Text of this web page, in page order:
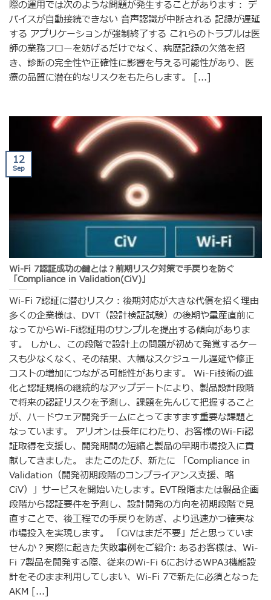
際の運用では次のような問題が発生することがあります： デ
バイスが自動接続できない 音声認識が中断される 記録が遅延
する アプリケーションが強制終了する これらのトラブルは医
師の業務フローを妨げるだけでなく、病歴記録の欠落を招
き、診断の完全性や正確性に影響を与える可能性があり、医
療の品質に潜在的なリスクをもたらします。 [...]
Wi-Fi 7認証成功の鍵とは？前期リスク対策で手戻りを防ぐ
「Compliance in Validation(CiV)」
Wi-Fi 7認証に潜むリスク：後期対応が大きな代償を招く理由
多くの企業様は、DVT（設計検証試験）の後期や量産直前に
なってからWi-Fi認証用のサンプルを提出する傾向がありま
す。 しかし、この段階で設計上の問題が初めて発覚するケー
スも少なくなく、その結果、大幅なスケジュール遅延や修正
コストの増加につながる可能性があります。 Wi-Fi技術の進
化と認証規格の継続的なアップデートにより、製品設計段階
で将来の認証リスクを予測し、課題を先んじて把握すること
が、ハードウェア開発チームにとってますます重要な課題と
なっています。 アリオンは長年にわたり、お客様のWi-Fi認
証取得を支援し、開発期間の短縮と製品の早期市場投入に貢
献してきました。 またこのたび、新たに 「Compliance in
Validation（開発初期段階のコンプライアンス支援、略
CiV）」サービスを開始いたします。EVT段階または製品企画
段階から認証要件を予測し、設計開発の方向を初期段階で見
直すことで、後工程での手戻りを防ぎ、より迅速かつ確実な
市場投入を実現します。 「CiVはまだ不要」だと思っていま
せんか？実際に起きた失敗事例をご紹介: あるお客様は、Wi-
Fi 7製品を開発する際、従来のWi-Fi 6におけるWPA3機能設
計をそのまま利用してしまい、Wi-Fi 7で新たに必須となった
AKM [...]
12
Sep